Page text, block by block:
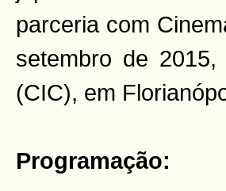
parceria com
setembro de
(CIC), em
Programação: